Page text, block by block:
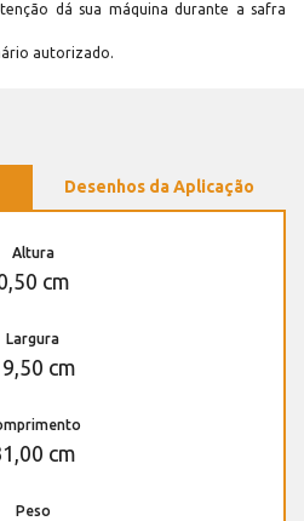
dá sua máquina durante a safra
autorizado.
Desenhos da Aplicação
Altura
cm
Largura
cm
cm
Peso